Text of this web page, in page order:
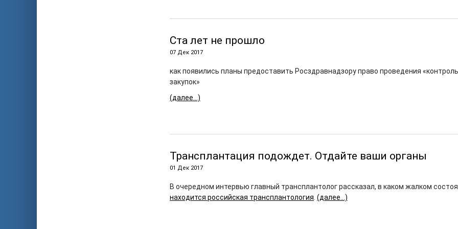
Ста лет не прошло
07 Дек 2017
как появились планы предоставить Росздравнадзору право проведения
закупок»
(далее…)
Трансплантация подождет. Отдайте ваши органы
01 Дек 2017
В очередном интервью главный трансплантолог рассказал, в каком жалком
находится российская трансплантология (далее…)